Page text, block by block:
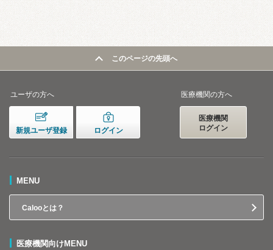
このページの先頭へ
ユーザの方へ
新規ユーザ登録 ログイン
医療機関の方へ
医療機関
ログイン
MENU
Calooとは？
医療機関向けMENU